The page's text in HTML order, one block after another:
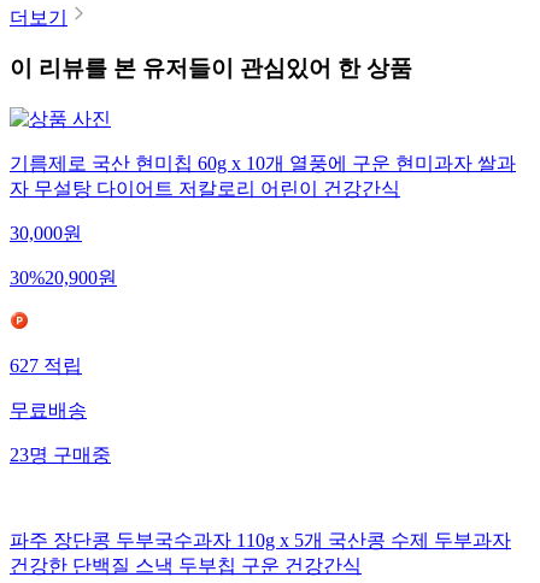
더보기
이 리뷰를 본 유저들이 관심있어 한 상품
기름제로 국산 현미칩 60g x 10개 열풍에 구운 현미과자 쌀과
자 무설탕 다이어트 저칼로리 어린이 건강간식
30,000원
30%20,900원
627 적립
무료배송
23명 구매중
파주 장단콩 두부국수과자 110g x 5개 국산콩 수제 두부과자
건강한 단백질 스낵 두부칩 구운 건강간식